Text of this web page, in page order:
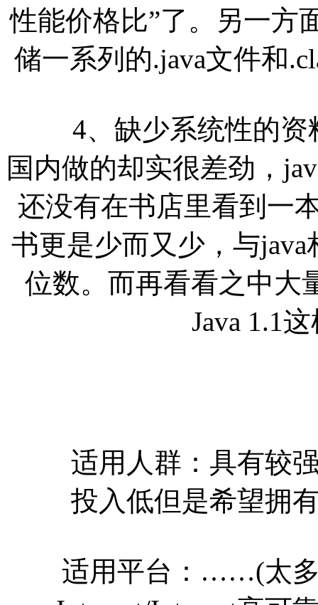
性能价格比”了。另一方
储一系列的.java文件和
4、缺少系统性的资
国内做的却实很差劲，
还没有在书店里看到一
书更是少而又少，与
位数。而再看看之中大
Java 1.1
适用人群：具有较强
投入低但是希望拥
适用平台：……(太多